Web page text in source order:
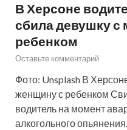
В Херсоне
сбила девушку с
ребенком
Оставьте комментарий
Фото: Unsplash В
женщину с ребенком
водитель на момент
алкогольного